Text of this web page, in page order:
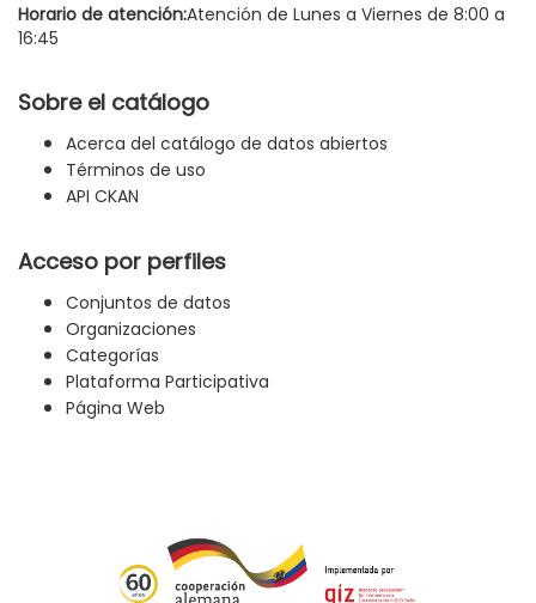
Horario de atención:Atención de Lunes a Viernes de 8:00 a
16:45
Sobre el catálogo
Acerca del catálogo de datos abiertos
Términos de uso
API CKAN
Acceso por perfiles
Conjuntos de datos
Organizaciones
Categorías
Plataforma Participativa
Página Web